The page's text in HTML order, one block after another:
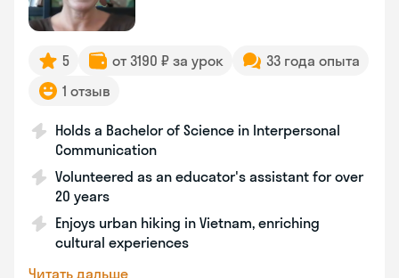
5 от 3190 ₽ за урок
33 года опыта
1 отзыв
Holds a Bachelor of Science in Interpersonal
Communication
Volunteered as an educator's assistant for over
20 years
Enjoys urban hiking in Vietnam, enriching
cultural experiences
Читать дальше